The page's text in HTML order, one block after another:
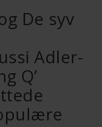
De syv
Adler-
Q’